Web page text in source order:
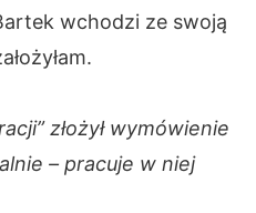
wchodzi ze swoją
złożył wymówienie
– pracuje w niej